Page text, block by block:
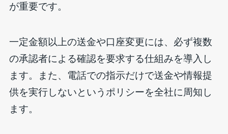
が重要です。
一定金額以上の送金や口座変更には、必ず複数
の承認者による確認を要求する仕組みを導入し
ます。また、電話での指示だけで送金や情報提
供を実行しないというポリシーを全社に周知し
ます。